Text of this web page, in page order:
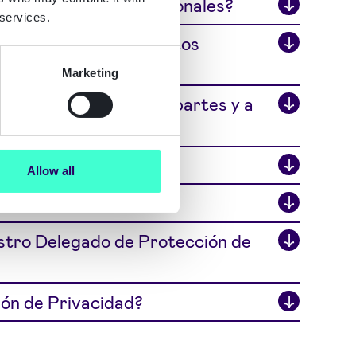
Marketing
Allow all
ReadID datos personales?
ReadID sus datos
↓
personales a otras partes y a
↓
↓
↓
Delegado de Protección de
↓
de Privacidad? ↓